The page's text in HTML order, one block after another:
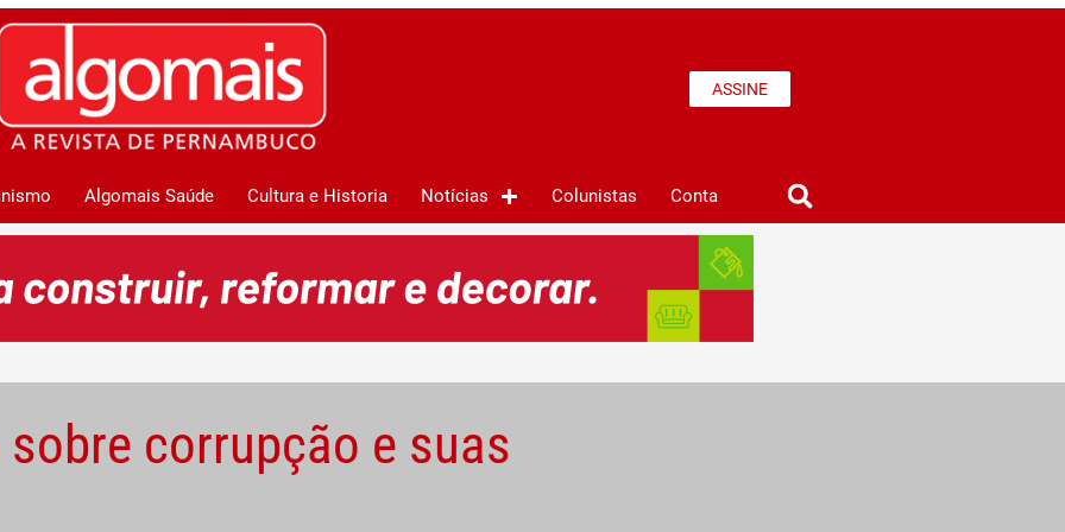
ASSINE
Algomais Saúde Cultura e Historia Notícias Colunistas Conta
corrupção e suas